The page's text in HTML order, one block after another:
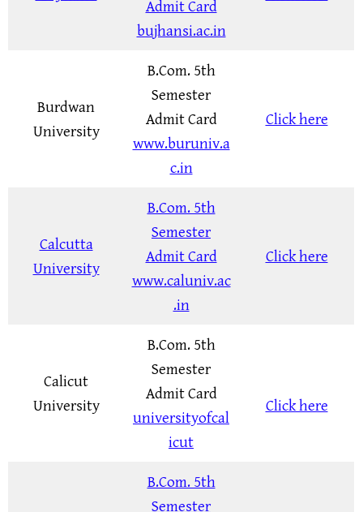
Admit Card
bujhansi.ac.in
Burdwan
University
B.Com. 5th
Semester
Admit Card
www.buruniv.a
c.in
Click here
Calcutta
University
B.Com. 5th
Semester
Admit Card
www.caluniv.ac
.in
Click here
Calicut
University
B.Com. 5th
Semester
Admit Card
universityofcal
icut
Click here
B.Com. 5th
Semester